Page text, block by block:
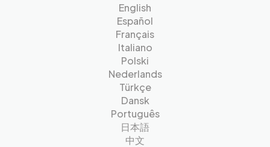
English
Español
Français
Italiano
Polski
Nederlands
Türkçe
Dansk
Português
日本語
中文